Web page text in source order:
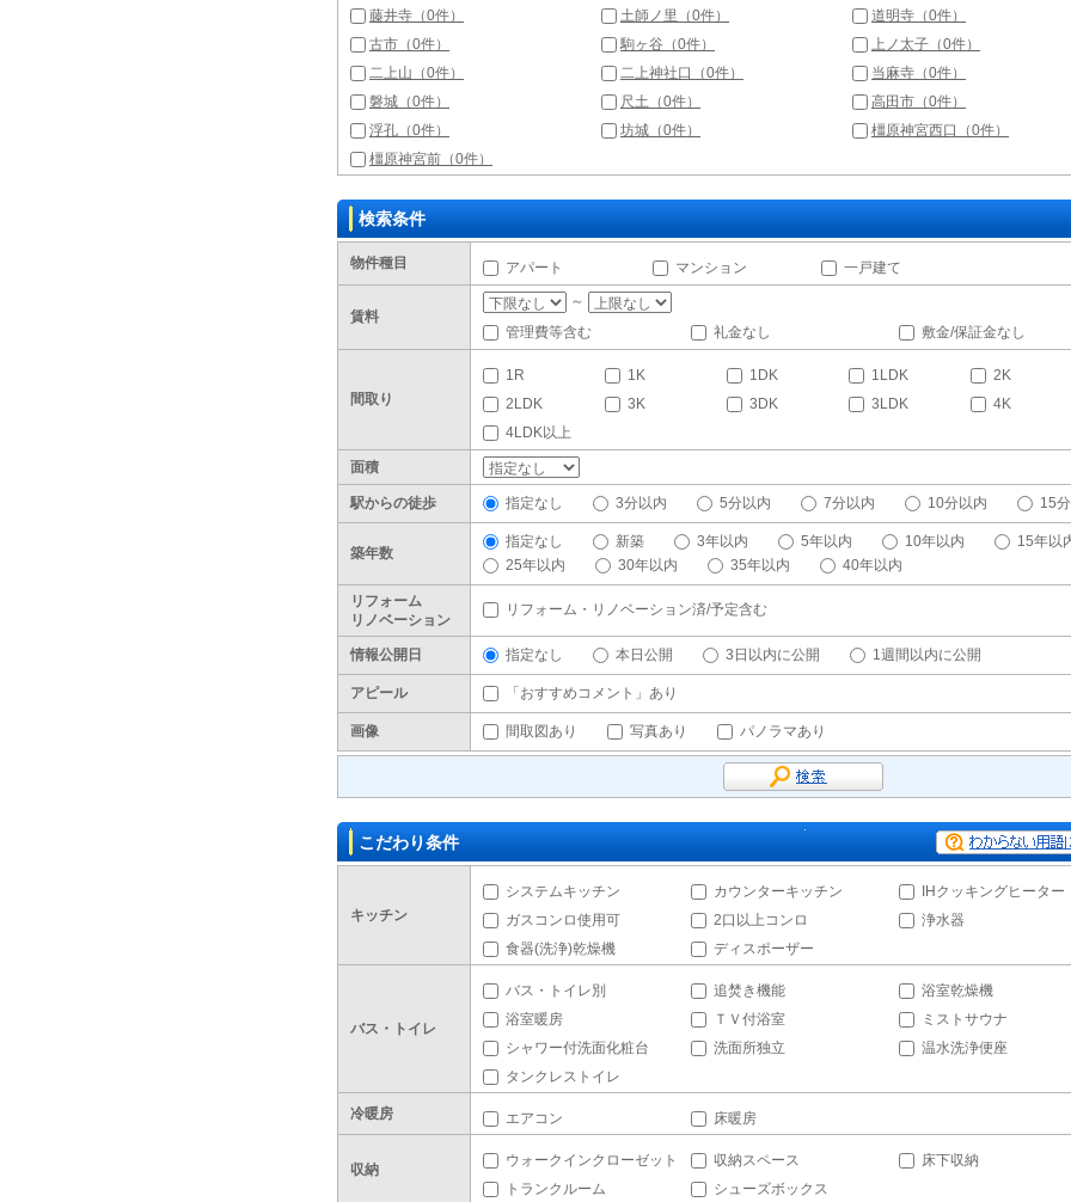
藤井寺（0件）
土師ノ里（0件）
道明寺（0件）
古市（0件）
駒ヶ谷（0件）
上ノ太子（0件）
二上山（0件）
二上神社口（0件）
当麻寺（0件）
磐城（0件）
尺土（0件）
高田市（0件）
浮孔（0件）
坊城（0件）
橿原神宮西口（0件）
橿原神宮前（0件）
検索条件
物件種目 アパート マンション 一戸建て
賃料
～
管理費等含む
礼金なし 敷金/保証金なし
間取り
1R 1K 1DK 1LDK 2K
2LDK
3K 3DK 3LDK 4K
4LDK以上
面積
駅からの徒歩 指定なし 3分以内 5分以内 7分以内 10分以内 15
築年数
指定なし 新築 3年以内 5年以内 10年以内 15年以
25年以内
30年以内 35年以内 40年以内
リフォーム
リノベーション
リフォーム・リノベーション済/予定含む
情報公開日 指定なし 本日公開 3日以内に公開 1週間以内に公開
アピール 「おすすめコメント」あり
画像 間取図あり 写真あり パノラマあり
こだわり条件
キッチン
システムキッチン カウンターキッチン
IHクッキングヒーター
ガスコンロ使用可
2口以上コンロ
浄水器
食器(洗浄)乾燥機
ディスポーザー
バス・トイレ
バス・トイレ別 追焚き機能
浴室乾燥機
浴室暖房
ＴＶ付浴室
ミストサウナ
シャワー付洗面化粧台
洗面所独立
温水洗浄便座
タンクレストイレ
冷暖房 エアコン 床暖房
収納
ウォークインクローゼット 収納スペース
床下収納
トランクルーム
シューズボックス